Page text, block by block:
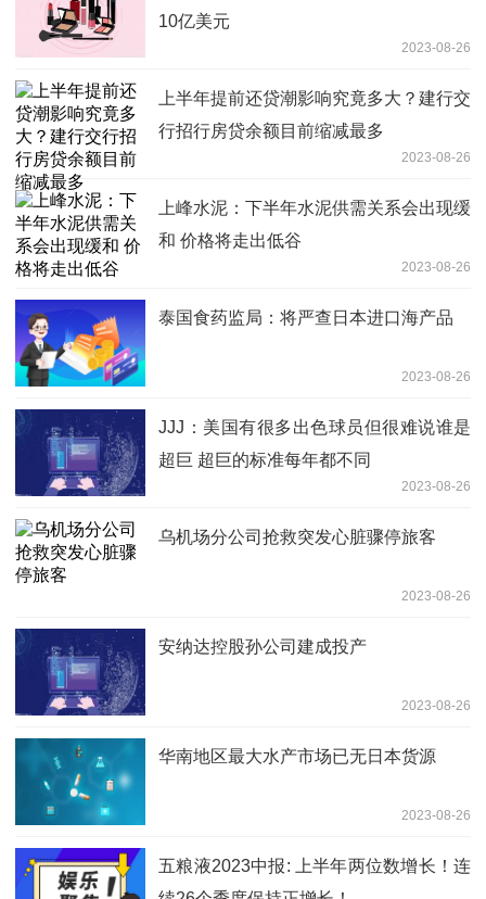
10亿美元
2023-08-26
上半年提前还贷潮影响究竟多大？建行交
行招行房贷余额目前缩减最多
2023-08-26
上峰水泥：下半年水泥供需关系会出现缓
和 价格将走出低谷
2023-08-26
泰国食药监局：将严查日本进口海产品
2023-08-26
JJJ：美国有很多出色球员但很难说谁是
超巨 超巨的标准每年都不同
2023-08-26
乌机场分公司抢救突发心脏骤停旅客
2023-08-26
安纳达控股孙公司建成投产
2023-08-26
华南地区最大水产市场已无日本货源
2023-08-26
五粮液2023中报: 上半年两位数增长！连